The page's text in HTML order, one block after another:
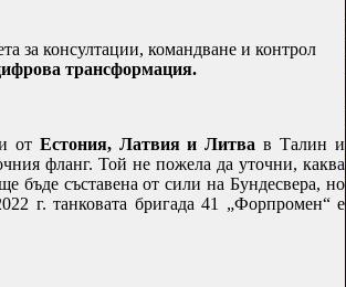
за консултации, командване и контрол
трансформация.
от Естония, Латвия и Литва в Талин и
фланг. Той не пожела да уточни, каква
бъде съставена от сили на Бундесвера, но
г. танковата бригада 41 „Форпромен“ е